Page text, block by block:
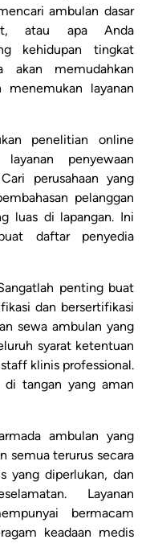
ambulan dasar
atau apa Anda
kehidupan tingkat
akan memudahkan
layanan
penelitian online
penyewaan
perusahaan yang
pelanggan
luas di lapangan. Ini
daftar penyedia
penting buat
dan bersertifikasi
sewa ambulan yang
syarat ketentuan
klinis professional.
tangan yang aman
ambulan yang
semua terurus secara
yang diperlukan, dan
Layanan
bermacam
keadaan medis